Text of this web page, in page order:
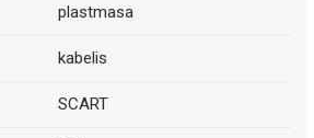
plastmasa
kabelis
SCART